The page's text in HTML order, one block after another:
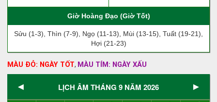
Giờ Hoàng Đạo (Giờ Tốt)
Sửu (1-3), Thìn (7-9), Ngọ (11-13), Mùi (13-15), Tuất (19-21),
Hợi (21-23)
MÀU ĐỎ: NGÀY TỐT, MÀU TÍM: NGÀY XẤU
◄ LỊCH ÂM THÁNG 9 NĂM 2026 ►